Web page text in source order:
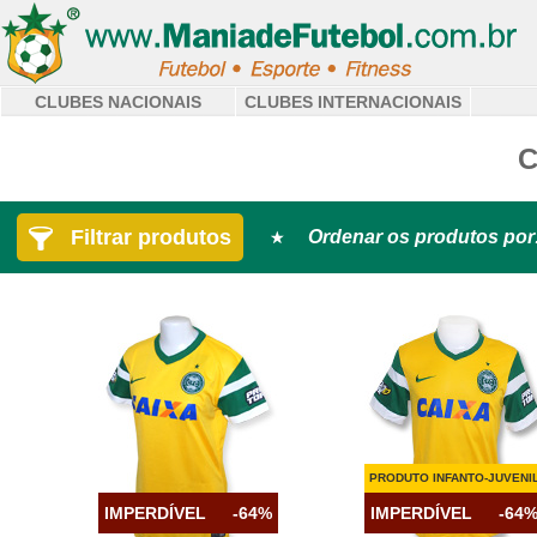
CLUBES NACIONAIS CLUBES INTERNACIONAIS
Filtrar produtos Ordenar os produtos
IMPERDÍVEL -64% IMPERDÍVEL -64%
PRODUTO INFANTO-